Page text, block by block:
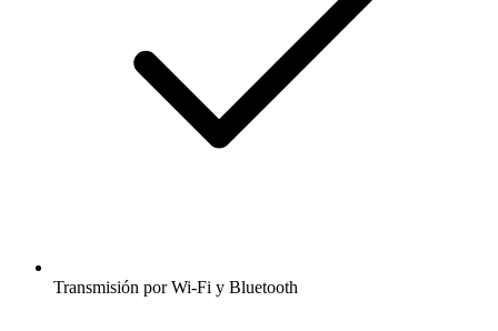
Transmisión por Wi-Fi y Bluetooth